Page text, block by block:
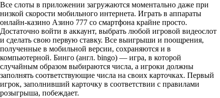
Все слоты в приложении загружаются моментально даже при
низкой скорости мобильного интернета. Играть в аппараты
онлайн-казино Азино 777 со смартфона крайне просто.
Достаточно войти в аккаунт, выбрать любой игровой видеослот
и сделать свою первую ставку. Все выигрыши и поощрения,
полученные в мобильной версии, сохраняются и в
компьютерной. Бинго (англ. bingo) — игра, в которой
случайным образом выбираются числа, а игроки должны
заполнять соответствующие числа на своих карточках. Первый
игрок, заполнивший карточку в соответствии с правилами
розыгрыша, побеждает.